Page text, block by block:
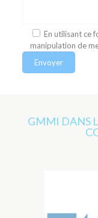
En utilisant ce
manipulation de
GMMI DANS